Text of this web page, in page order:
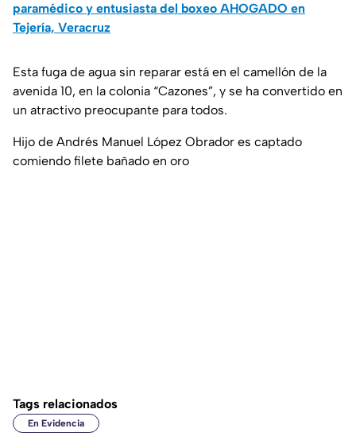
paramédico y entusiasta del boxeo AHOGADO en
Tejería, Veracruz
Esta fuga de agua sin reparar está en el camellón de la
avenida 10, en la colonia “Cazones”, y se ha convertido en
un atractivo preocupante para todos.
Hijo de Andrés Manuel López Obrador es captado
comiendo filete bañado en oro
Tags relacionados
En Evidencia